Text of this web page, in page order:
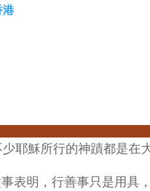
耶穌所行的神蹟都是在
表明，行善事只是用具